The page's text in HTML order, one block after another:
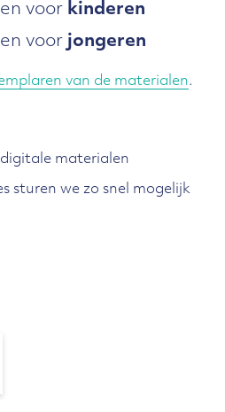
voor kinderen
voor jongeren
van de materialen.
materialen
sturen we zo snel mogelijk